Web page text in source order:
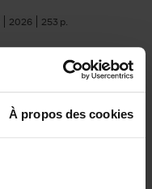
À propos des cookies
2026 253